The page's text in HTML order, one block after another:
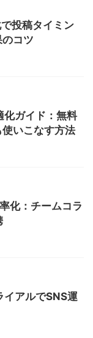
投稿タイミン
コツ
ガイド：無料
使いこなす方法
化：チームコラ
アルでSNS運